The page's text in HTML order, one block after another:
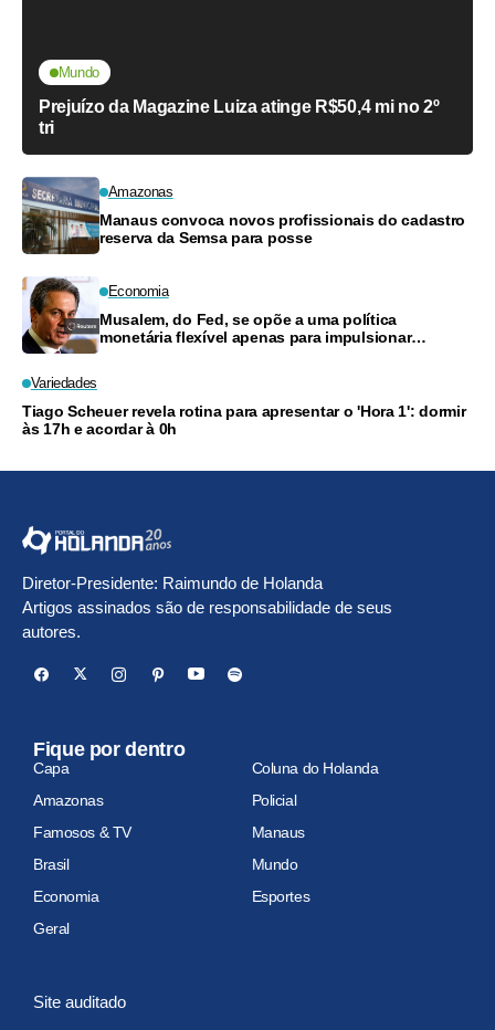
Mundo
Prejuízo da Magazine Luiza atinge R$50,4 mi no 2º
tri
Amazonas
Manaus convoca novos profissionais do cadastro
reserva da Semsa para posse
Economia
Musalem, do Fed, se opõe a uma política
monetária flexível apenas para impulsionar
Variedades
Tiago Scheuer revela rotina para apresentar o 'Hora 1': dormir
às 17h e acordar à 0h
Diretor-Presidente: Raimundo de Holanda
Artigos assinados são de responsabilidade de seus
autores.
Fique por dentro
Capa
Coluna do Holanda
Amazonas
Policial
Famosos & TV
Manaus
Brasil
Mundo
Economia
Esportes
Geral
Site auditado